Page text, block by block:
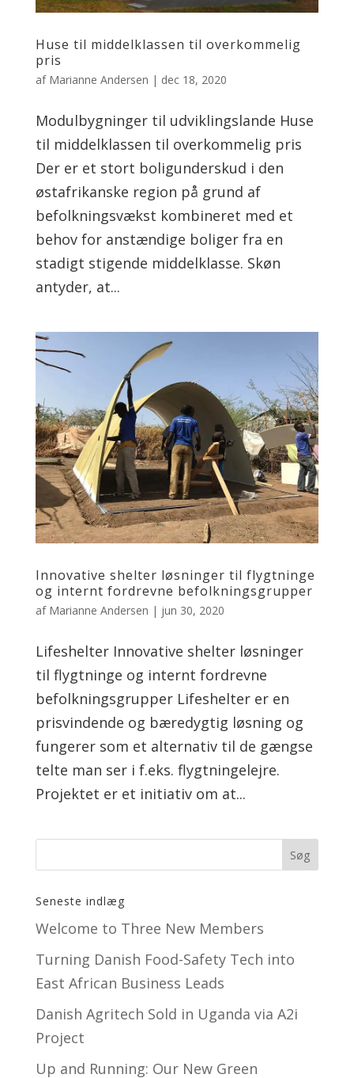
Huse til middelklassen til overkommelig
pris
af Marianne Andersen | dec 18, 2020
Modulbygninger til udviklingslande Huse
til middelklassen til overkommelig pris
Der er et stort boligunderskud i den
østafrikanske region på grund af
befolkningsvækst kombineret med et
behov for anstændige boliger fra en
stadigt stigende middelklasse. Skøn
antyder, at...
Innovative shelter løsninger til flygtninge
og internt fordrevne befolkningsgrupper
af Marianne Andersen | jun 30, 2020
Lifeshelter Innovative shelter løsninger
til flygtninge og internt fordrevne
befolkningsgrupper Lifeshelter er en
prisvindende og bæredygtig løsning og
fungerer som et alternativ til de gængse
telte man ser i f.eks. flygtningelejre.
Projektet er et initiativ om at...
Seneste indlæg
Welcome to Three New Members
Turning Danish Food-Safety Tech into
East African Business Leads
Danish Agritech Sold in Uganda via A2i
Project
Up and Running: Our New Green